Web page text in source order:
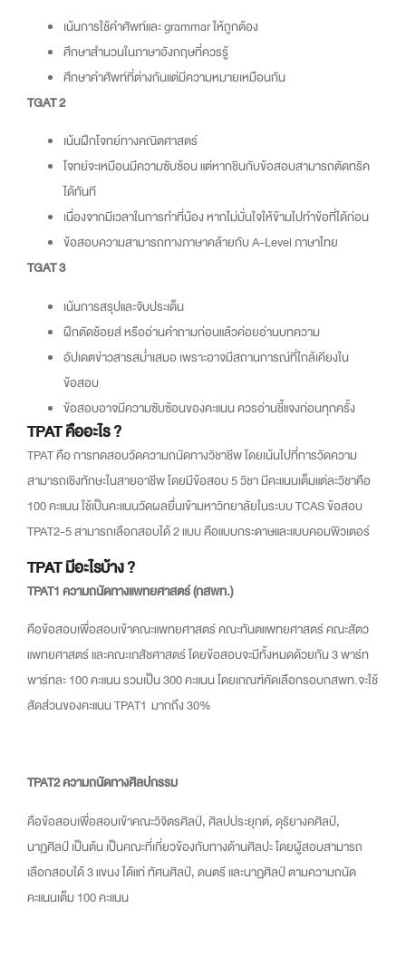
เน้นการใช้คำศัพท์และ grammar ให้ถูกต้อง
ศึกษาสำนวนในภาษาอังกฤษที่ควรรู้
ศึกษาคำศัพท์ที่ต่างกันแต่มีความหมายเหมือนกัน
TGAT 2
เน้นฝึกโจทย์ทางคณิตศาสตร์
โจทย์จะเหมือนมีความซับซ้อน แต่หากชินกับข้อสอบสามารถตัดทริค
ได้ทันที
เนื่องจากมีเวลาในการทำที่น้อง หากไม่มั่นใจให้ข้ามไปทำข้อที่ได้ก่อน
ข้อสอบความสามารถทางภาษาคล้ายกับ A-Level ภาษาไทย
TGAT 3
เน้นการสรุปและจับประเด็น
ฝึกตัดช้อยส์ หรืออ่านคำถามก่อนแล้วค่อยอ่านบทความ
อัปเดตข่าวสารสม่ำเสมอ เพราะอาจมีสถานการณ์ที่ใกล้เคียงใน
ข้อสอบ
ข้อสอบอาจมีความซับซ้อนของคะแนน ควรอ่านชี้แจงก่อนทุกครั้ง
TPAT คืออะไร ?
TPAT คือ การทดสอบวัดความถนัดทางวิชาชีพ โดยเน้นไปที่การวัดความ
สามารถเชิงทักษะในสายอาชีพ โดยมีข้อสอบ 5 วิชา มีคะแนนเต็มแต่ละวิชาคือ
100 คะแนน ใช้เป็นคะแนนวัดผลยื่นเข้ามหาวิทยาลัยในระบบ TCASข้อสอบ
TPAT2-5 สามารถเลือกสอบได้ 2 แบบ คือแบบกระดาษและแบบคอมพิวเตอร์
TPAT มีอะไรบ้าง ?
TPAT1 ความถนัดทางแพทยศาสตร์ (กสพท.)
คือข้อสอบเพื่อสอบเข้าคณะแพทยศาสตร์ คณะทันตแพทยศาสตร์ คณะสัตว
แพทยศาสตร์ และคณะเภสัชศาสตร์ โดยข้อสอบจะมีทั้งหมดด้วยกัน 3 พาร์ท
พาร์ทละ 100 คะแนน รวมเป็น 300 คะแนน โดยเกณฑ์คัดเลือกรอบกสพท.จะใช้
สัดส่วนของคะแนน TPAT1 มากถึง 30%
TPAT2 ความถนัดทางศิลปกรรม
คือข้อสอบเพื่อสอบเข้าคณะวิจิตรศิลป์, ศิลปประยุกต์, ดุริยางคศิลป์,
นาฏศิลป์ เป็นต้น เป็นคณะที่เกี่ยวข้องกับทางด้านศิลปะ โดยผู้สอบสามารถ
เลือกสอบได้ 3 แขนง ได้แก่ ทัศนศิลป์, ดนตรี และนาฏศิลป์ ตามความถนัด
คะแนนเต็ม 100 คะแนน